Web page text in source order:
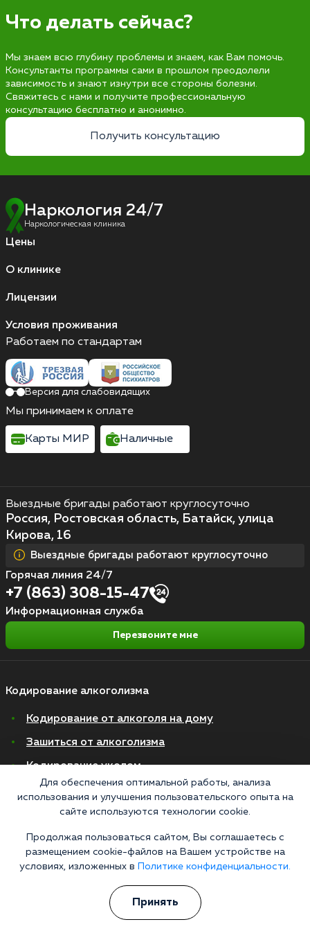
Что делать сейчас?
Мы знаем всю глубину проблемы и знаем, как Вам помочь.
Консультанты программы сами в прошлом преодолели
зависимость и знают изнутри все стороны болезни.
Свяжитесь с нами и получите профессиональную
консультацию бесплатно и анонимно.
Получить консультацию
Наркология 24/7
Наркологическая клиника
Цены
О клинике
Лицензии
Условия проживания
Кодирование алкоголизма
Кодирование от алкоголя на дому
Зашиться от алкоголизма
Кодирование уколом
Торпедо
Эспераль
Вивитрол
Кодирование двойной блок
Вывод из запоя в стационаре
Нарколог на дом
Выездные бригады работают круглосуточно
Россия, Ростовская область, Батайск, улица
Кирова, 16
Выездные бригады работают круглосуточно
Горячая линия 24/7
+7 (863) 308-15-47
Информационная служба
Перезвоните мне
Работаем по стандартам
Версия для слабовидящих
Мы принимаем к оплате
Карты МИР Наличные
Для обеспечения оптимальной работы, анализа
использования и улучшения пользовательского опыта на
сайте используются технологии cookie.
Продолжая пользоваться сайтом, Вы соглашаетесь с
размещением cookie-файлов на Вашем устройстве на
условиях, изложенных в
Политике конфиденциальности.
Принять